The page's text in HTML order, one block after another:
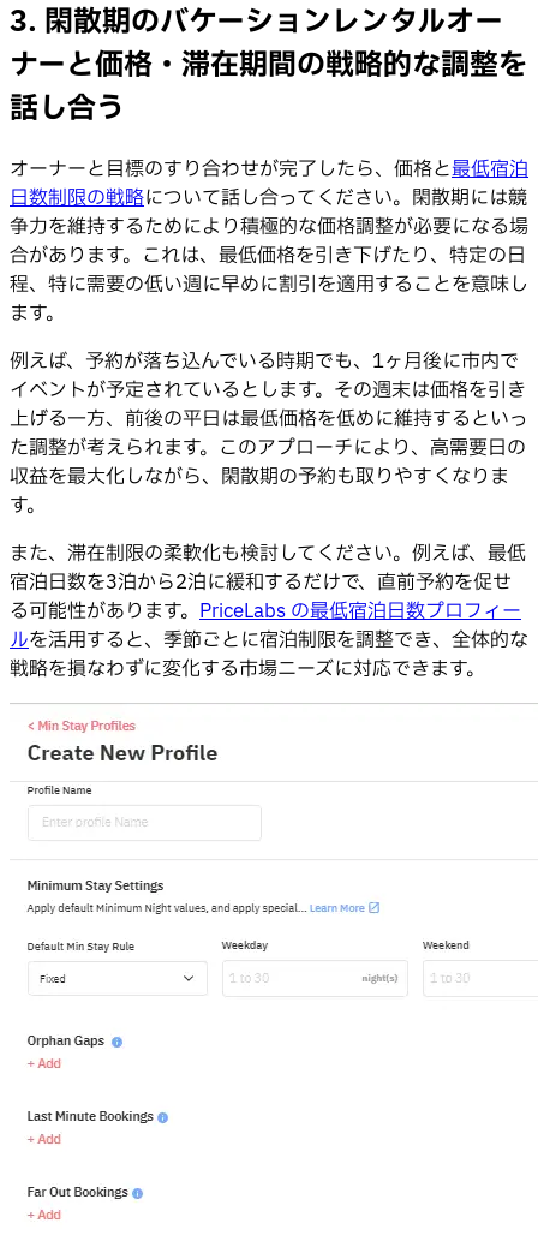
3. 閑散期のバケーションレンタルオー
ナーと価格・滞在期間の戦略的な調整を
話し合う
オーナーと目標のすり合わせが完了したら、価格と最低宿泊
日数制限の戦略について話し合ってください。閑散期には競
争力を維持するためにより積極的な価格調整が必要になる場
合があります。これは、最低価格を引き下げたり、特定の日
程、特に需要の低い週に早めに割引を適用することを意味し
ます。
例えば、予約が落ち込んでいる時期でも、1ヶ月後に市内で
イベントが予定されているとします。その週末は価格を引き
上げる一方、前後の平日は最低価格を低めに維持するといっ
た調整が考えられます。このアプローチにより、高需要日の
収益を最大化しながら、閑散期の予約も取りやすくなりま
す。
また、滞在制限の柔軟化も検討してください。例えば、最低
宿泊日数を3泊から2泊に緩和するだけで、直前予約を促せ
る可能性があります。 PriceLabs の最低宿泊日数プロフィー
ルを活用すると、季節ごとに宿泊制限を調整でき、全体的な
戦略を損なわずに変化する市場ニーズに対応できます。